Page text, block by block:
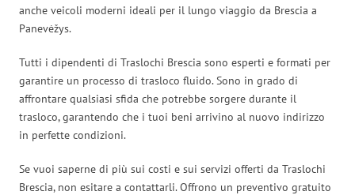
anche veicoli moderni ideali per il lungo viaggio da Brescia a
Panevėžys.
Tutti i dipendenti di Traslochi Brescia sono esperti e formati per
garantire un processo di trasloco fluido. Sono in grado di
affrontare qualsiasi sfida che potrebbe sorgere durante il
trasloco, garantendo che i tuoi beni arrivino al nuovo indirizzo
in perfette condizioni.
Se vuoi saperne di più sui costi e sui servizi offerti da Traslochi
Brescia, non esitare a contattarli. Offrono un preventivo gratuito